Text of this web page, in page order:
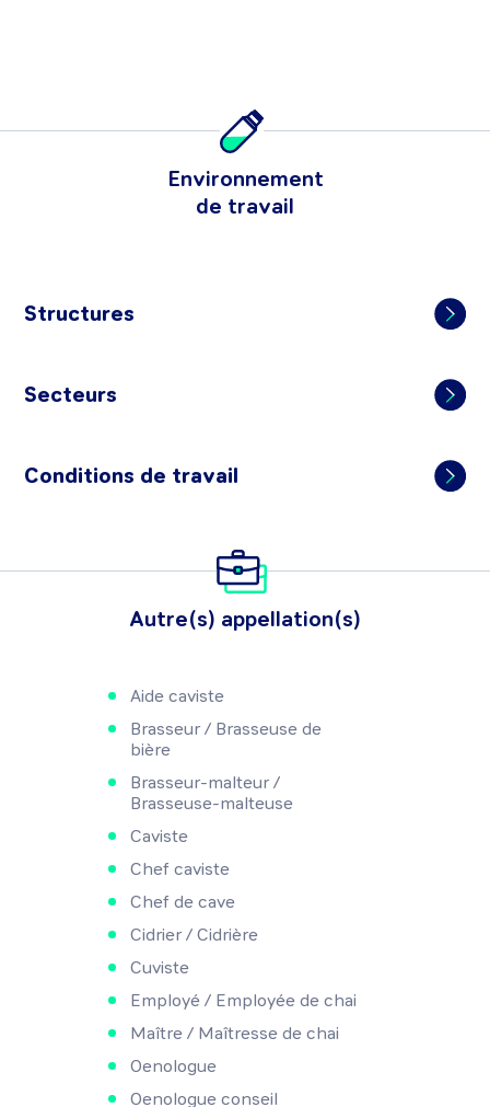
Environnement
de travail
Structures
Secteurs
Conditions de travail
Autre(s) appellation(s)
Aide caviste
Brasseur / Brasseuse de
bière
Brasseur-malteur /
Brasseuse-malteuse
Caviste
Chef caviste
Chef de cave
Cidrier / Cidrière
Cuviste
Employé / Employée de chai
Maître / Maîtresse de chai
Oenologue
Oenologue conseil